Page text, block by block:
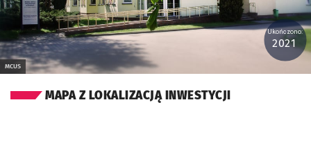
MCUS
Ukończono:
2021
MAPA Z LOKALIZACJĄ INWESTYCJI